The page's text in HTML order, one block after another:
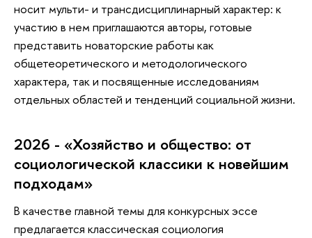
носит мульти- и трансдисциплинарный характер: к
участию в нем приглашаются авторы, готовые
представить новаторские работы как
общетеоретического и методологического
характера, так и посвященные исследованиям
отдельных областей и тенденций социальной жизни.
2026 - «Хозяйство и общество: от
социологической классики к новейшим
подходам»
В качестве главной темы для конкурсных эссе
предлагается классическая социология